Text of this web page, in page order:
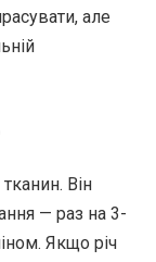
але
Він
— раз на 3-
Якщо річ